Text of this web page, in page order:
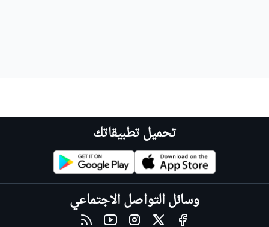
تحميل تطبيقاتك
وسائل التواصل الاجتماعي